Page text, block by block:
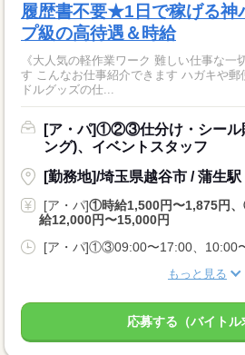
履歴書不要★1日で稼げる神
プ級の高待遇＆時給
《大人気の軽作業ワーク 難しい仕事な一
す こんなお仕事紹介できます ハガキや郵
ドルグッズの仕...
[ア・パ]①②③仕分け・シール
ング)、イベントスタッフ
[勤務地]/埼玉県越谷市 / 蒲生駅
[ア・パ]①時給1,500円〜1,875円
給12,000円〜15,000円
もっと見る
応募する（バイトル